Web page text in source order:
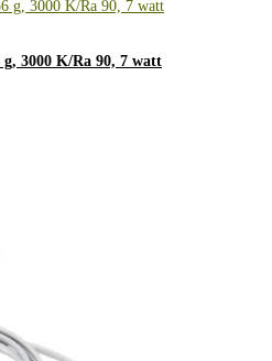
3000 K/Ra 90, 7 watt